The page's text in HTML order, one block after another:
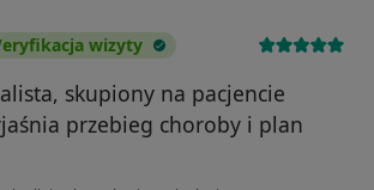
wizyty
skupiony na pacjencie
przebieg choroby i plan